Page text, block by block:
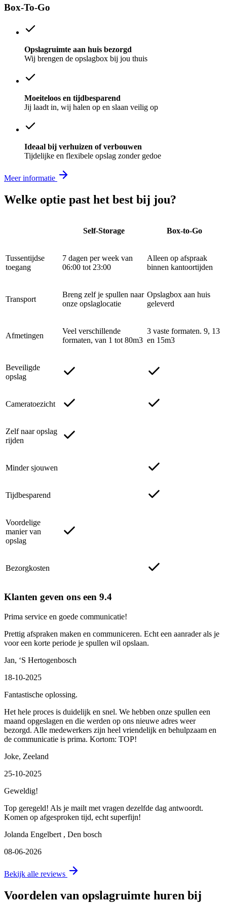
Box-To-Go
Opslagruimte aan huis bezorgd
Wij brengen de opslagbox bij jou thuis
Moeiteloos en tijdbesparend
Jij laadt in, wij halen op en slaan veilig op
Ideaal bij verhuizen of verbouwen
Tijdelijke en flexibele opslag zonder gedoe
Meer informatie
Welke optie past het best bij jou?
Self-Storage Box-to-Go
Tussentijdse
toegang
7 dagen per week van
06:00 tot 23:00
Alleen op afspraak
binnen kantoortijden
Transport
Breng zelf je spullen naar
onze opslaglocatie
Opslagbox aan huis
geleverd
Afmetingen
Veel verschillende
formaten, van 1 tot 80m3
3 vaste formaten. 9, 13
en 15m3
Beveiligde
opslag
Cameratoezicht
Zelf naar opslag
rijden
Minder sjouwen
Tijdbesparend
Voordelige
manier van
opslag
Bezorgkosten
Klanten geven ons een 9.4
Prima service en goede communicatie!
Prettig afspraken maken en communiceren. Echt een aanrader als je
voor een korte periode je spullen wil opslaan.
Jan, ‘S Hertogenbosch
18-10-2025
Fantastische oplossing.
Het hele proces is duidelijk en snel. We hebben onze spullen een
maand opgeslagen en die werden op ons nieuwe adres weer
bezorgd. Alle medewerkers zijn heel vriendelijk en behulpzaam en
de communicatie is prima. Kortom: TOP!
Joke, Zeeland
25-10-2025
Geweldig!
Top geregeld! Als je mailt met vragen dezelfde dag antwoordt.
Komen op afgesproken tijd, echt superfijn!
Jolanda Engelbert , Den bosch
08-06-2026
Bekijk alle reviews
Voordelen van opslagruimte huren bij